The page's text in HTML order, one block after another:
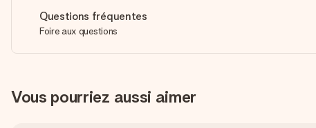
Questions fréquentes
Foire aux questions
Vous pourriez aussi aimer